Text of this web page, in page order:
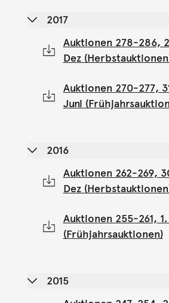
2017
Auktionen 278-286,
Dez
Auktionen 270-277,
Juni
2016
Auktionen 262-269,
Dez
Auktionen 255-261,
(Frühjahrsauktionen)
2015